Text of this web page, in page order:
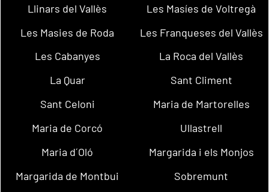
Llinars del Vallès
Les Masíes de Voltregà
Les Masies de Roda
Les Franqueses del Vallès
Les Cabanyes
La Roca del Vallès
La Quar
Sant Climent
Sant Celoni
Maria de Martorelles
Maria de Corcó
Ullastrell
Maria d´Oló
Margarida i els Monjos
Margarida de Montbui
Sobremunt